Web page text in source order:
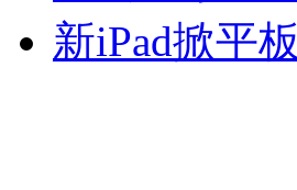
走！跟着总书记去植树
新iPad掀平